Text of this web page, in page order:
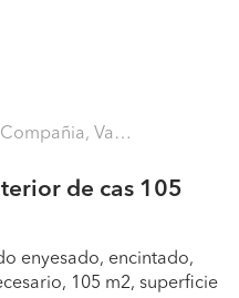
(Región III Atacama - Huasco)
de cas 105
enyesado, encintado,
105 m2, superficie